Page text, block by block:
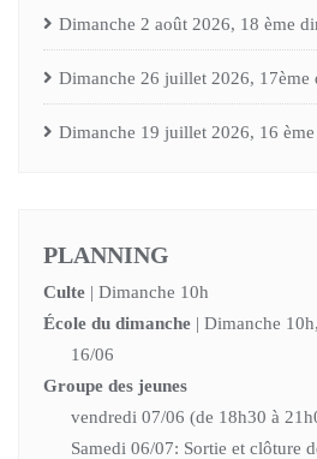
Dimanche 2 août 2026, 18 ème
Dimanche 26 juillet 2026, 17ème
Dimanche 19 juillet 2026, 16 ème
PLANNING
Culte | Dimanche 10h
École du dimanche | Dimanche
16/06
Groupe des jeunes
vendredi 07/06 (de 18h30 à
Samedi 06/07: Sortie et clôture